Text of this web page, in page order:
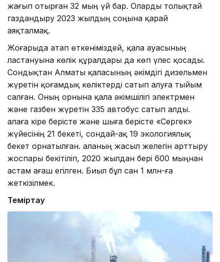
жағып отырған 32 мың үй бар. Оларды толықтай
газдандыру 2023 жылдың соңына қарай
аяқталмақ.
Жоғарыда атап өткеніміздей, қала ауасының
ластануына көлік құралдары да көп үлес қосады.
Сондықтан Алматы қаласының әкімдігі дизельмен
жүретін қоғамдық көліктерді сатып алуға тыйым
салған. Оның орнына қала әкімшілігі электрмен
және газбен жүретін 335 автобус сатып алды.
Қалаға кіре берісте және шыға берісте «Сергек»
жүйесінің 21 бекеті, сондай-ақ 19 экологиялық
бекет орнатылған. Қаланың жасыл желегін арттыру
жоспары бекітіліп, 2020 жылдан бері 600 мыңнан
астам ағаш егілген. Биыл бұл сан 1 млн-ға
жеткізілмек.
Теміртау